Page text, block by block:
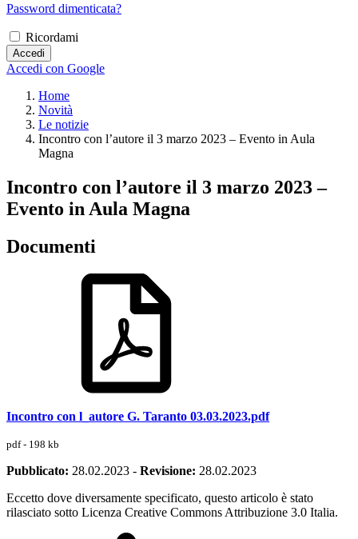
Password dimenticata?
Ricordami
Accedi
Accedi con Google
Home
Novità
Le notizie
Incontro con l’autore il 3 marzo 2023 – Evento in Aula
Magna
Incontro con l’autore il 3 marzo 2023 –
Evento in Aula Magna
Documenti
Incontro con l_autore G. Taranto 03.03.2023.pdf
pdf - 198 kb
Pubblicato: 28.02.2023 - Revisione: 28.02.2023
Eccetto dove diversamente specificato, questo articolo è stato
rilasciato sotto Licenza Creative Commons Attribuzione 3.0 Italia.